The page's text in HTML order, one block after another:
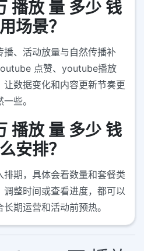
播放 量 多少 钱
场景？
播、活动放量与自然传播补
点赞、youtube播放
数据变化和内容更新节奏更
些。
播放 量 多少 钱
安排？
期，具体会看数量和套餐类
整时间或查看进度，都可以
期运营和活动前预热。